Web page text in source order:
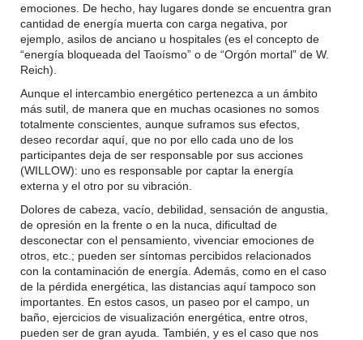
emociones. De hecho, hay lugares donde se encuentra gran
cantidad de energía muerta con carga negativa, por
ejemplo, asilos de anciano u hospitales (es el concepto de
“energía bloqueada del Taoísmo” o de “Orgón mortal” de W.
Reich).
Aunque el intercambio energético pertenezca a un ámbito
más sutil, de manera que en muchas ocasiones no somos
totalmente conscientes, aunque suframos sus efectos,
deseo recordar aquí, que no por ello cada uno de los
participantes deja de ser responsable por sus acciones
(WILLOW): uno es responsable por captar la energía
externa y el otro por su vibración.
Dolores de cabeza, vacío, debilidad, sensación de angustia,
de opresión en la frente o en la nuca, dificultad de
desconectar con el pensamiento, vivenciar emociones de
otros, etc.; pueden ser síntomas percibidos relacionados
con la contaminación de energía. Además, como en el caso
de la pérdida energética, las distancias aquí tampoco son
importantes. En estos casos, un paseo por el campo, un
baño, ejercicios de visualización energética, entre otros,
pueden ser de gran ayuda. También, y es el caso que nos